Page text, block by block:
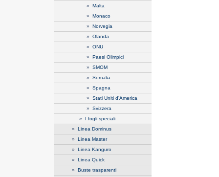
» Malta
» Monaco
» Norvegia
» Olanda
» ONU
» Paesi Olimpici
» SMOM
» Somalia
» Spagna
» Stati Uniti d'America
» Svizzera
» I fogli speciali
» Linea Dominus
» Linea Master
» Linea Kanguro
» Linea Quick
» Buste trasparenti